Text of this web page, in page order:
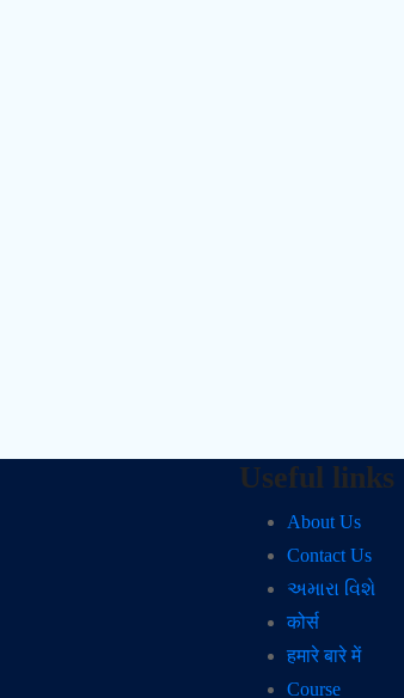
Useful links
About Us
Contact Us
અમારા વિશે
कोर्स
हमारे बारे में
Course